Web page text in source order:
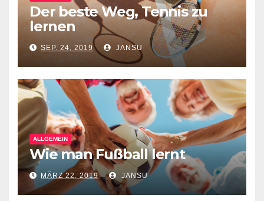
Der beste Weg, Tennis zu
lernen
SEP. 24, 2019 JANSU
ALLGEMEIN
Wie man Fußball lernt
MÄRZ 22, 2019 JANSU